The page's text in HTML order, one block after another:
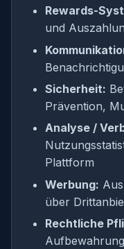
Rewards-
und
Sicherheit:
Prävention,
Analyse /
Plattform
Werbung:
über
Rechtliche